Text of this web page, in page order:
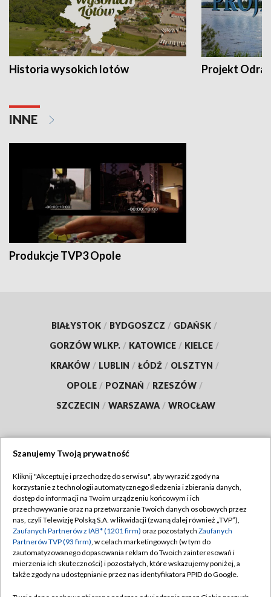
Historia wysokich lotów Projekt Odra
INNE
Produkcje TVP3 Opole
BIAŁYSTOK / BYDGOSZCZ / GDAŃSK /
GORZÓW WLKP. / KATOWICE / KIELCE /
KRAKÓW / LUBLIN / ŁÓDŹ / OLSZTYN /
OPOLE / POZNAŃ / RZESZÓW /
SZCZECIN / WARSZAWA / WROCŁAW
TVP
Abonament TVP
Emisja w TVP
Centrum informacji TVP
Naziemna Telewizja Cyfrowa
Regulamin TVP
Polityka prywatności
Moje zgody
Pomoc
Szanujemy Twoją prywatność
Kliknij "Akceptuję i przechodzę do serwisu", aby wyrazić zgody na
korzystanie z technologii automatycznego śledzenia i zbierania danych,
dostęp do informacji na Twoim urządzeniu końcowym i ich
przechowywanie oraz na przetwarzanie Twoich danych osobowych przez
nas, czyli Telewizję Polską S.A. w likwidacji (zwaną dalej również „TVP”),
Zaufanych Partnerów z IAB* (1201 firm) oraz pozostałych Zaufanych
Partnerów TVP (93 firm), w celach marketingowych (w tym do
zautomatyzowanego dopasowania reklam do Twoich zainteresowań i
mierzenia ich skuteczności) i pozostałych, które wskazujemy poniżej, a
także zgody na udostępnianie przez nas identyfikatora PPID do Google.